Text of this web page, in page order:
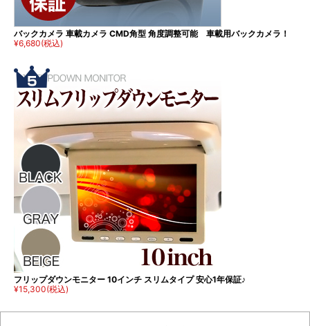
バックカメラ 車載カメラ CMD角型 角度調整可能 車載用バックカメラ！
¥6,680(税込)
フリップダウンモニター 10インチ スリムタイプ 安心1年保証♪
¥15,300(税込)